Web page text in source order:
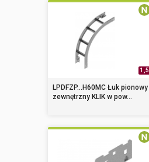
1,5
LPDFZP...H60MC Łuk pionowy
zewnętrzny KLIK w pow...